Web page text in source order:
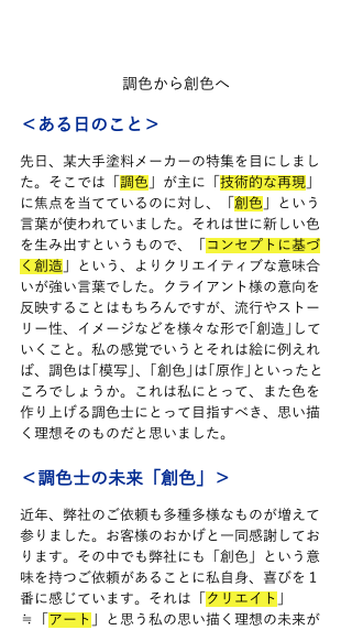
調色から創色へ
＜ある日のこと＞
先日、某大手塗料メーカーの特集を目にしまし
た。そこでは「 調色 」が主に「 技術的な再現
に焦点を当てているのに対し、「 創色 」という
言葉が使われていました。それは世に新しい色
を生み出すというもので、「
コンセプトに基づ
く創造 」という、よりクリエイティブな意味合
いが強い言葉でした。クライアント様の意向を
反映することはもちろんですが、流行やストー
リー性、イメージなどを様々な形で｢創造｣して
いくこと。私の感覚でいうとそれは絵に例えれ
ば、調色は｢模写｣、｢創色｣は｢原作｣といったと
ころでしょうか。これは私にとって、また色を
作り上げる調色士にとって目指すべき、思い描
く理想そのものだと思いました。
＜調色士の未来「創色」＞
近年、弊社のご依頼も多種多様なものが増えて
参りました。お客様のおかげと一同感謝してお
ります。その中でも弊社にも「創色」という意
味を持つご依頼があることに私自身、喜びを１
番に感じています。それは「
クリエイト
≒「 アート
」と思う私の思い描く理想の未来が